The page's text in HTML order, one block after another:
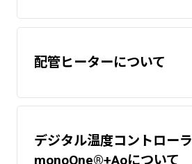
配管ヒーターについて
デジタル温度コントローラ
monoOne®+Aoについて